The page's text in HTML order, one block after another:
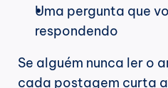
Uma pergunta que
respondendo
Se alguém nunca ler o
cada postagem curta